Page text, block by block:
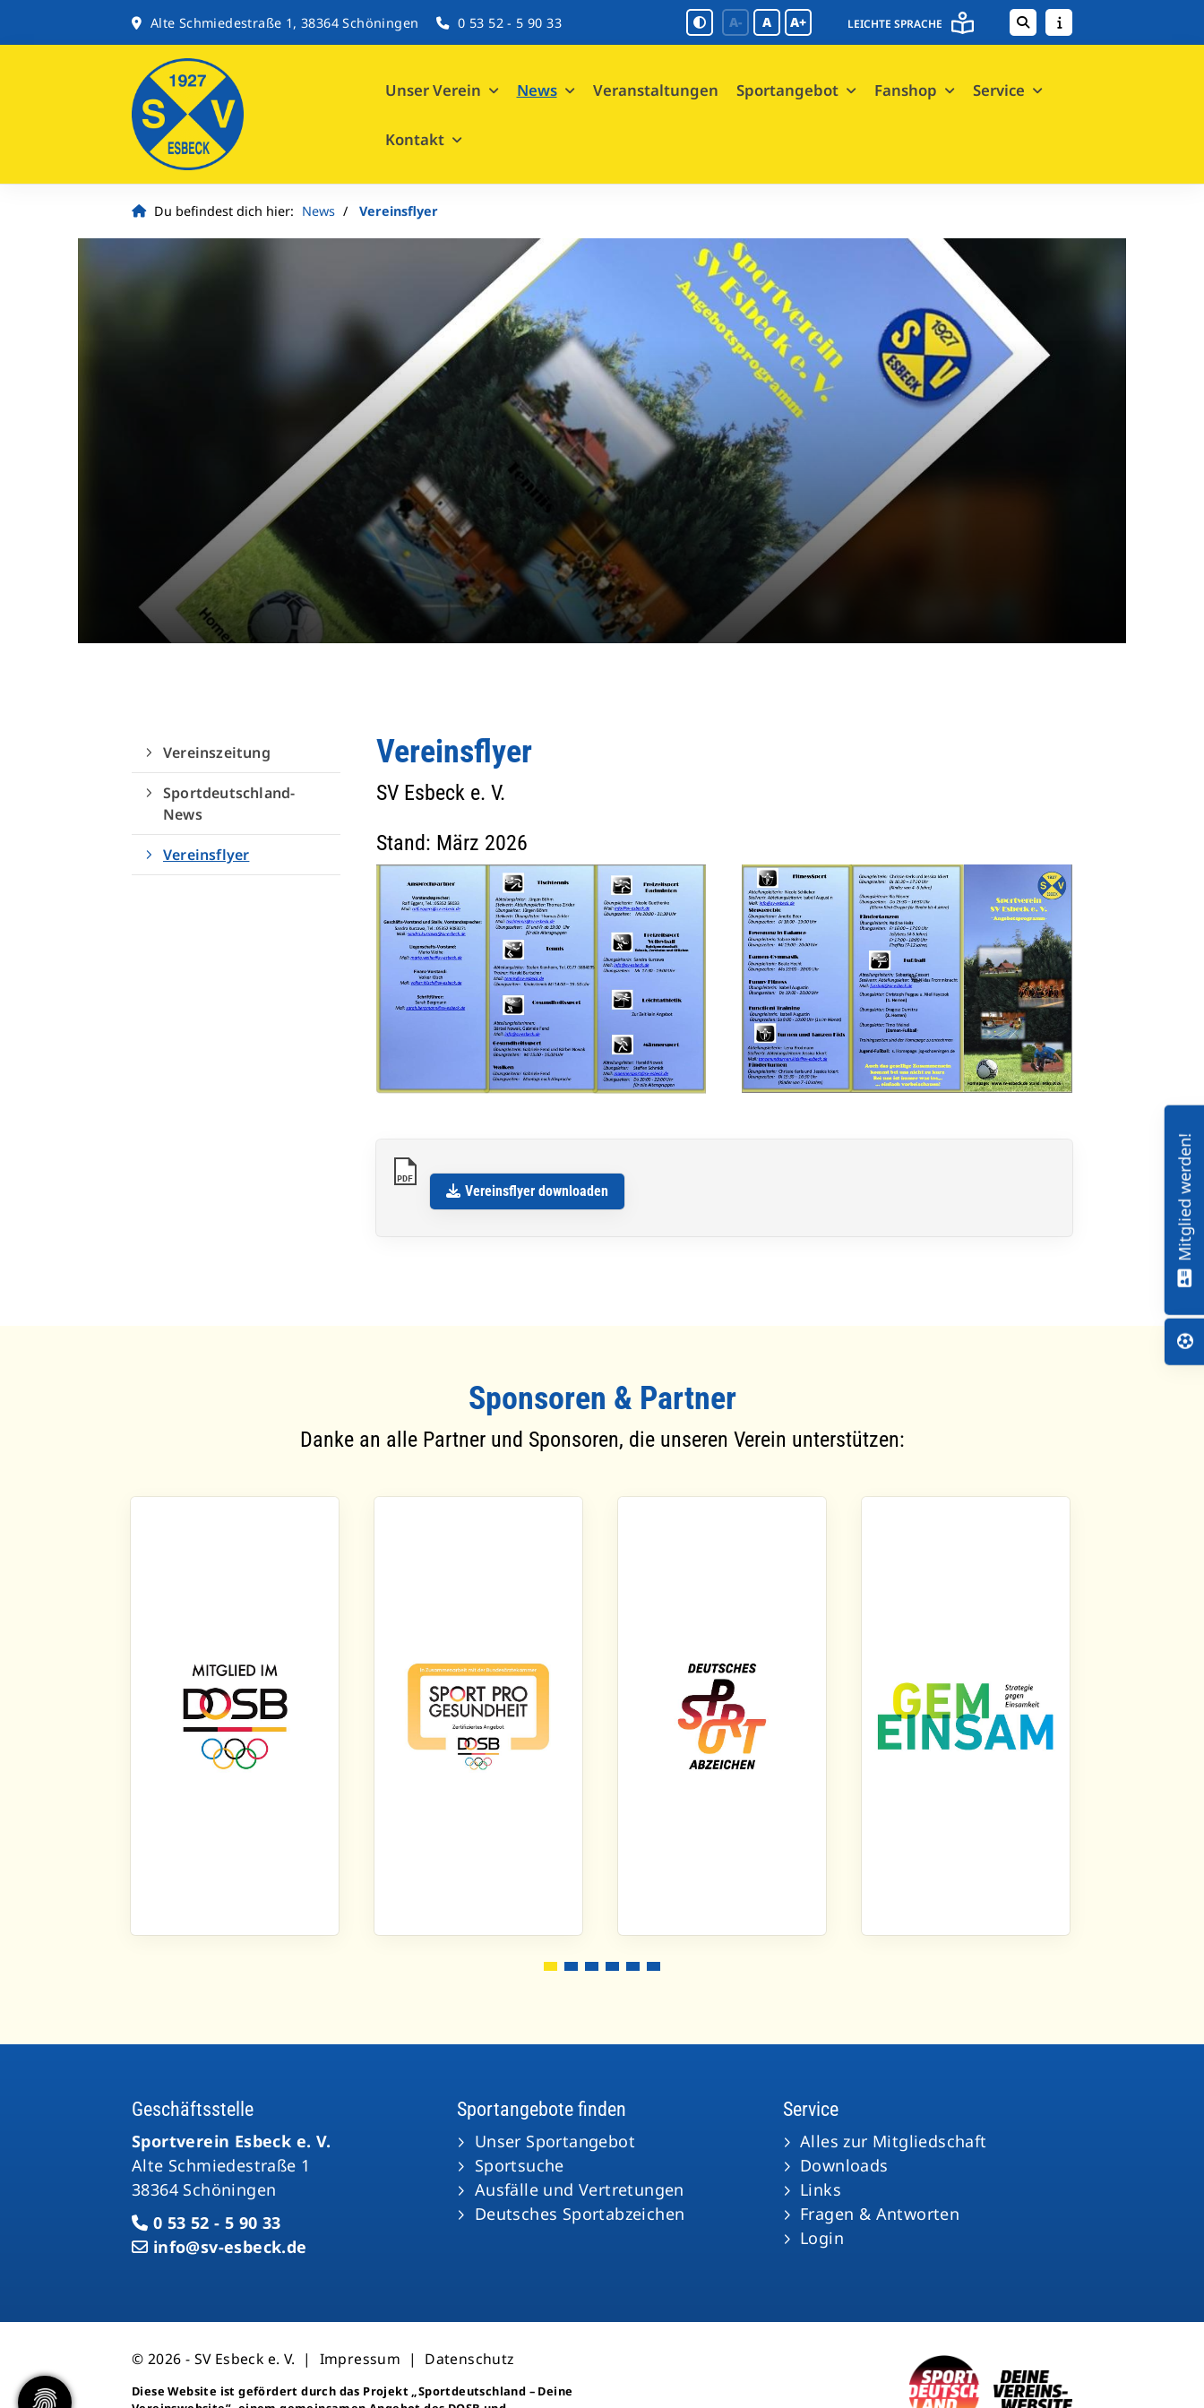
Alte Schmiedestraße 1, 38364 Schöningen 0 53 52 - 5 90 33 A- A A+ LEICHTE SPRACHE
Unser Verein News Veranstaltungen Sportangebot Fanshop Service
Kontakt
Du befindest dich hier: News Vereinsflyer
Vereinsflyer
SV Esbeck e. V.
Stand: März 2026
PDF
Vereinsflyer downloaden
Vereinszeitung
Sportdeutschland-
News
Vereinsflyer
Sponsoren & Partner
Danke an alle Partner und Sponsoren, die unseren Verein unterstützen:
Geschäftsstelle
Sportverein Esbeck e. V.
Alte Schmiedestraße 1
38364 Schöningen
0 53 52 - 5 90 33
info@sv-esbeck.de
Sportangebote finden
Unser Sportangebot
Sportsuche
Ausfälle und Vertretungen
Deutsches Sportabzeichen
Service
Alles zur Mitgliedschaft
Downloads
Links
Fragen & Antworten
Login
© 2026 - SV Esbeck e. V. | Impressum | Datenschutz
Diese Website ist gefördert durch das Projekt „Sportdeutschland – Deine
Mitglied werden!
Quicklinks
Sportangebote finden
Unser Sportangebot
Service
Alles zur Mitgliedschaft
Geschäftsstelle